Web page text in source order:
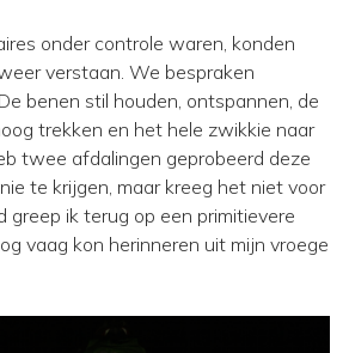
onder controle waren, konden
verstaan. We bespraken
benen stil houden, ontspannen, de
trekken en het hele zwikkie naar
twee afdalingen geprobeerd deze
te krijgen, maar kreeg het niet voor
greep ik terug op een primitievere
vaag kon herinneren uit mijn vroege